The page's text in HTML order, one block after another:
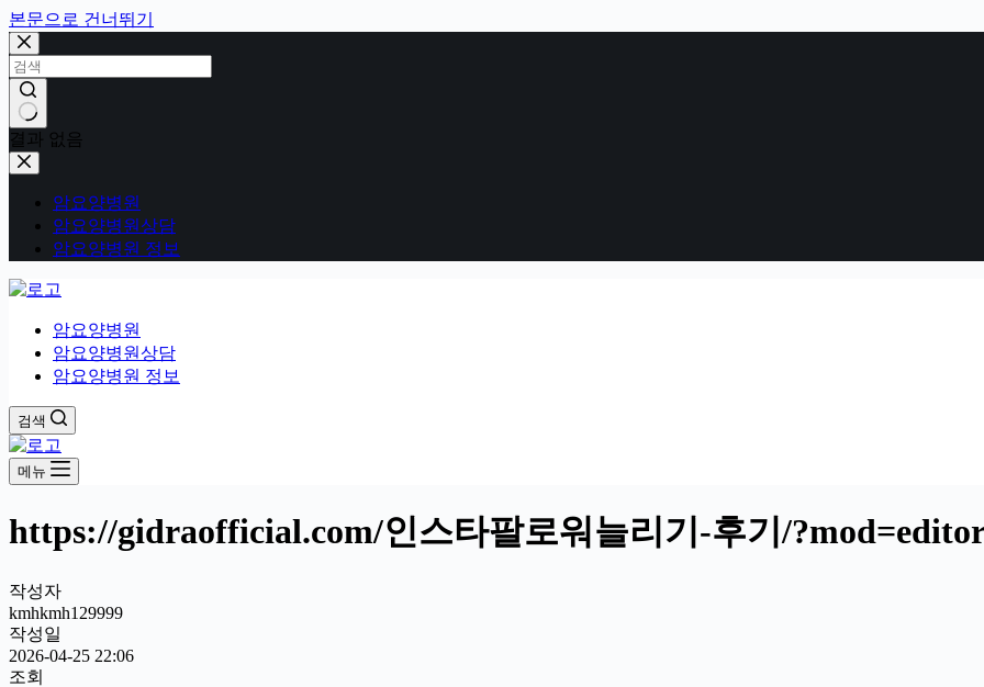
본문으로 건너뛰기
결과 없음
암요양병원
암요양병원상담
암요양병원 정보
암요양병원
암요양병원상담
암요양병원 정보
검색
메뉴
https://gidraofficial.com/인스타팔로워늘리기-후기/
작성자
kmhkmh129999
작성일
2026-04-25 22:06
조회